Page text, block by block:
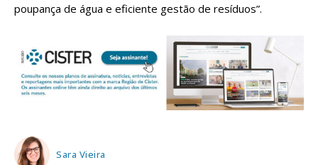
poupança de água e eficiente gestão de resíduos”.
Sara Vieira